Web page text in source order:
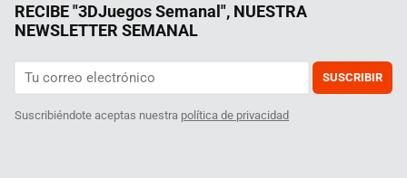
RECIBE "3DJuegos Semanal", NUESTRA
NEWSLETTER SEMANAL
SUSCRIBIR
Suscribiéndote aceptas nuestra política de privacidad